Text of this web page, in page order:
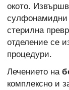
окото.
сулфонамидни
стерилна
отделение се
процедури.
Лечението на
комплексно и